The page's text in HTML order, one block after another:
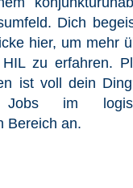
Dich
hier, um mehr
zu erfahren.
ist voll dein
im
Bereich an.